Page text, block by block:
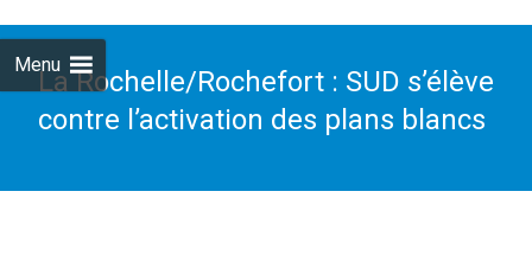
Menu
La Rochelle/Rochefort : SUD s’élève
contre l’activation des plans blancs